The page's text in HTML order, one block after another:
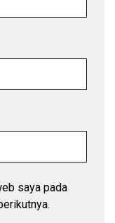
saya pada